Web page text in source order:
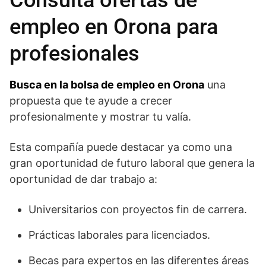
empleo en Orona para
profesionales
Busca en la bolsa de empleo en Orona una
propuesta que te ayude a crecer
profesionalmente y mostrar tu valía.
Esta compañía puede destacar ya como una
gran oportunidad de futuro laboral que genera la
oportunidad de dar trabajo a:
Universitarios con proyectos fin de carrera.
Prácticas laborales para licenciados.
Becas para expertos en las diferentes áreas